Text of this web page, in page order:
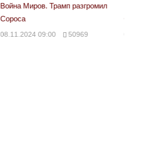
Война Миров. Трамп разгромил
Сороса
08.11.2024 09:00 50969